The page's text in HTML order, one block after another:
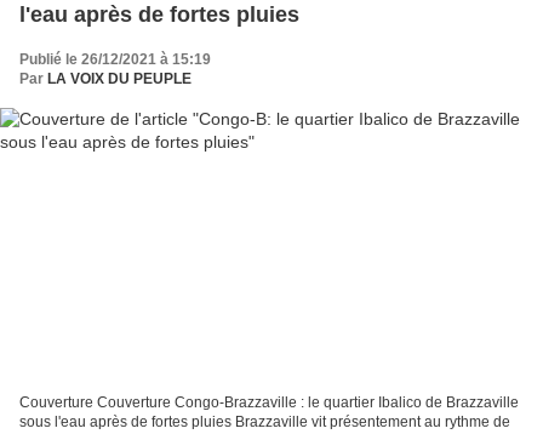
l'eau après de fortes pluies
Publié le 26/12/2021 à 15:19
Par LA VOIX DU PEUPLE
Couverture Couverture Congo-Brazzaville : le quartier Ibalico de Brazzaville
sous l'eau après de fortes pluies Brazzaville vit présentement au rythme de